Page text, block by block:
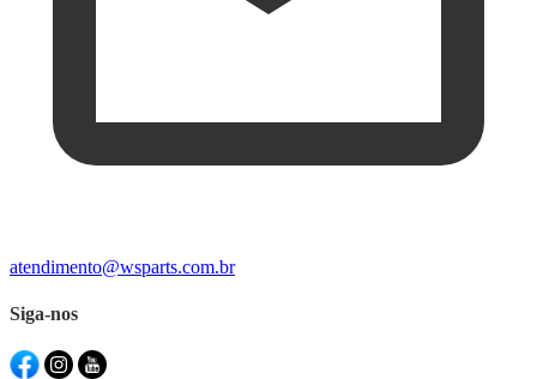
atendimento@wsparts.com.br
Siga-nos